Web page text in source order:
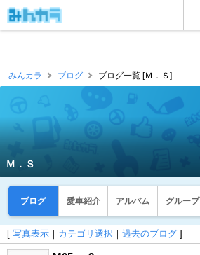
みんカラ ブログ ブログ一覧 [Ｍ．Ｓ]
Ｍ．Ｓ
ブログ 愛車紹介 アルバム グループ
[ 写真表示 ｜ カテゴリ選択 ｜ 過去のブログ ]